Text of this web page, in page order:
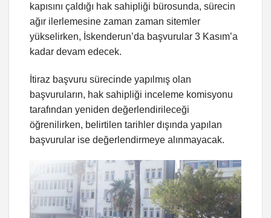
kapısını çaldığı hak sahipliği bürosunda, sürecin
ağır ilerlemesine zaman zaman sitemler
yükselirken, İskenderun’da başvurular 3 Kasım’a
kadar devam edecek.
İtiraz başvuru sürecinde yapılmış olan
başvuruların, hak sahipliği inceleme komisyonu
tarafından yeniden değerlendirileceği
öğrenilirken, belirtilen tarihler dışında yapılan
başvurular ise değerlendirmeye alınmayacak.